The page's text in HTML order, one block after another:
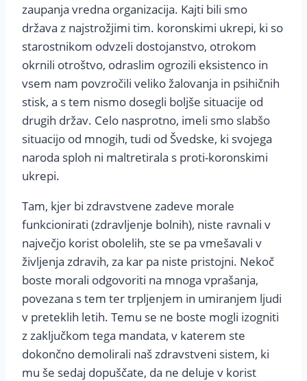
zaupanja vredna organizacija. Kajti bili smo
država z najstrožjimi tim. koronskimi ukrepi, ki so
starostnikom odvzeli dostojanstvo, otrokom
okrnili otroštvo, odraslim ogrozili eksistenco in
vsem nam povzročili veliko žalovanja in psihičnih
stisk, a s tem nismo dosegli boljše situacije od
drugih držav. Celo nasprotno, imeli smo slabšo
situacijo od mnogih, tudi od Švedske, ki svojega
naroda sploh ni maltretirala s proti-koronskimi
ukrepi.
Tam, kjer bi zdravstvene zadeve morale
funkcionirati (zdravljenje bolnih), niste ravnali v
največjo korist obolelih, ste se pa vmešavali v
življenja zdravih, za kar pa niste pristojni. Nekoč
boste morali odgovoriti na mnoga vprašanja,
povezana s tem ter trpljenjem in umiranjem ljudi
v preteklih letih. Temu se ne boste mogli izogniti
z zaključkom tega mandata, v katerem ste
dokončno demolirali naš zdravstveni sistem, ki
mu še sedaj dopuščate, da ne deluje v korist